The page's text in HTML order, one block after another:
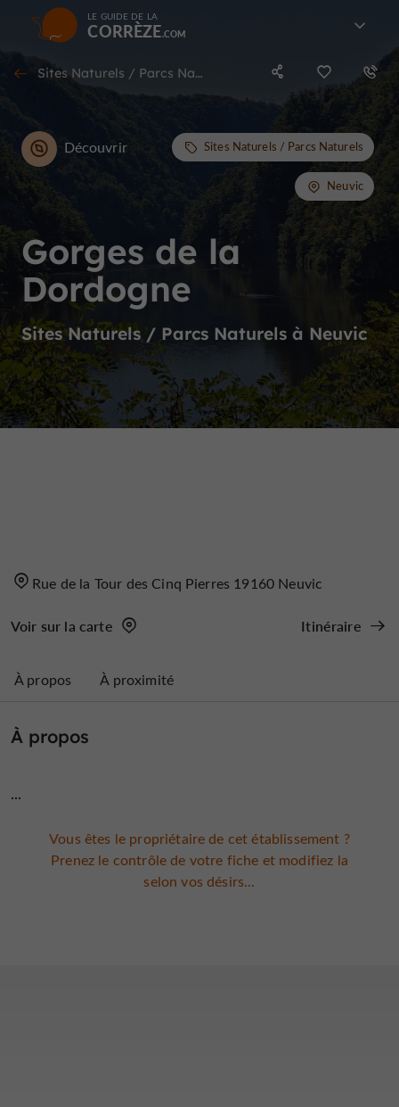
LE GUIDE DE LA
CORRÈZE
Sites Naturels / Parcs Naturels à Neuvic
Gorges de la
Dordogne
Sites Naturels / Parcs Naturels à Neuvic
Découvrir Sites Naturels / Parcs Naturels
Neuvic
Rue de la Tour des Cinq Pierres 19160 Neuvic
Voir sur la carte Itinéraire
À propos À proximité
À propos
...
Vous êtes le propriétaire de cet établissement ?
Prenez le contrôle de votre fiche et modifiez la
selon vos désirs...